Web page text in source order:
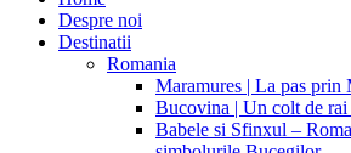
Despre noi
Destinatii
Romania
Maramures | La pas prin
Bucovina | Un colt de rai
Babele si Sfinxul –